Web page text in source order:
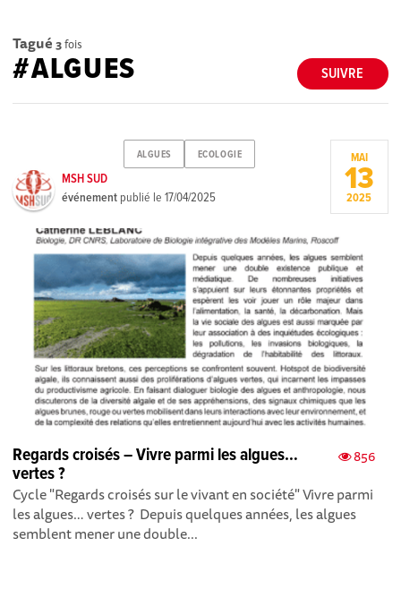
Tagué 3fois
SUIVRE
#ALGUES
ALGUES ECOLOGIE
MSH SUD
événement publié le17/04/2025
MAI
13
2025
856
Regards croisés – Vivre parmi les algues…
vertes ?
Cycle "Regards croisés sur le vivant en société" Vivre parmi
les algues… vertes ? Depuis quelques années, les algues
semblent mener une double...